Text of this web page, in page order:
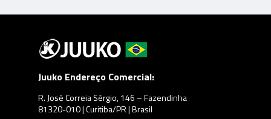
Juuko Endereço Comercial:
R. José Correia Sérgio, 146 – Fazendinha
81320-010 | Curitiba/PR | Brasil